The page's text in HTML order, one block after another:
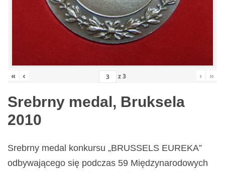
« ‹ z3 › »
Srebrny medal, Bruksela
2010
Srebrny medal konkursu „BRUSSELS EUREKA”
odbywającego się podczas 59 Międzynarodowych